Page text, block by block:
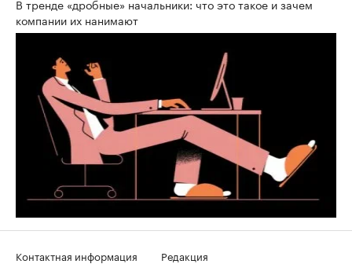
В тренде «дробные» начальники: что это такое и зачем
компании их нанимают
Контактная информация
Редакция